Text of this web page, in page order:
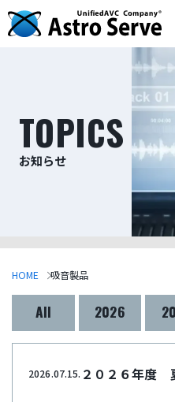
TOPICS
お知らせ
HOME 吸音製品
All 2026
2026.07.15. ２０２６年度